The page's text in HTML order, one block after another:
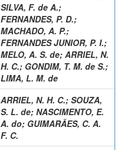
SILVA, F. de A.;
FERNANDES, P. D.;
MACHADO, A. P.;
FERNANDES JUNIOR, P. I.;
MELO, A. S. de; ARRIEL, N.
H. C.; GONDIM, T. M. de S.;
LIMA, L. M. de
ARRIEL, N. H. C.; SOUZA,
S. L. de; NASCIMENTO, E.
A. do; GUIMARÃES, C. A.
F. C.